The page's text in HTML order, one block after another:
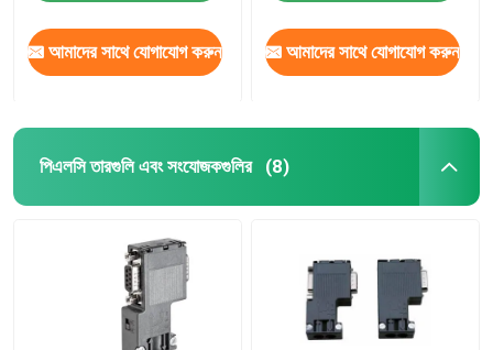
আমাদের সাথে যোগাযোগ করুন আমাদের সাথে যোগাযোগ করুন
পিএলসি তারগুলি এবং সংযোজকগুলির (8)